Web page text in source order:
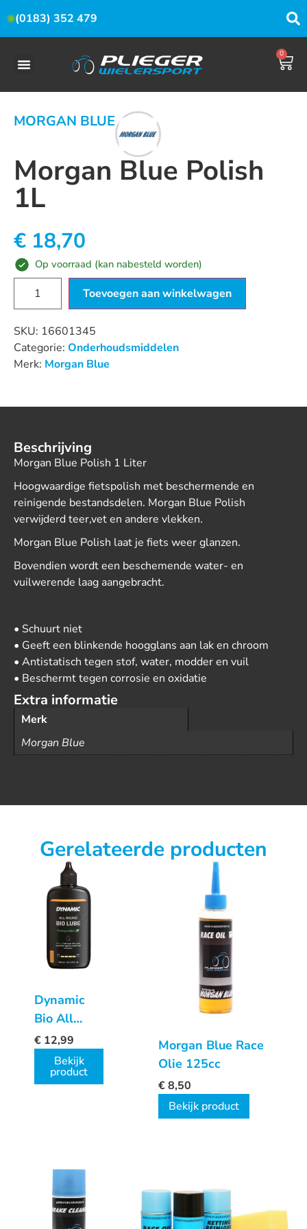
(0183) 352 479
0
MORGAN BLUE
Morgan Blue Polish
1L
€ 18,70
Op voorraad (kan nabesteld worden)
Toevoegen aan winkelwagen
SKU: 16601345
Categorie: Onderhoudsmiddelen
Merk: Morgan Blue
Beschrijving
Morgan Blue Polish 1 Liter
Hoogwaardige fietspolish met beschermende en
reinigende bestandsdelen. Morgan Blue Polish
verwijderd teer,vet en andere vlekken.
Morgan Blue Polish laat je fiets weer glanzen.
Bovendien wordt een beschemende water- en
vuilwerende laag aangebracht.
• Schuurt niet
• Geeft een blinkende hoogglans aan lak en chroom
• Antistatisch tegen stof, water, modder en vuil
• Beschermt tegen corrosie en oxidatie
Extra informatie
Merk
Morgan Blue
Gerelateerde producten
Dynamic
Bio All
Round Lube
100ml
€ 12,99
Bekijk
product
Morgan Blue Race
Olie 125cc
€8,50
Bekijk product